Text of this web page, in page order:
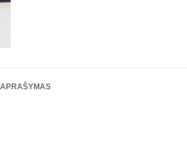
APRAŠYMAS